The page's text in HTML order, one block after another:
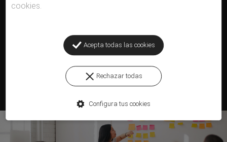
cookies.
Acepta todas las cookies
Rechazar todas
Configura tus cookies